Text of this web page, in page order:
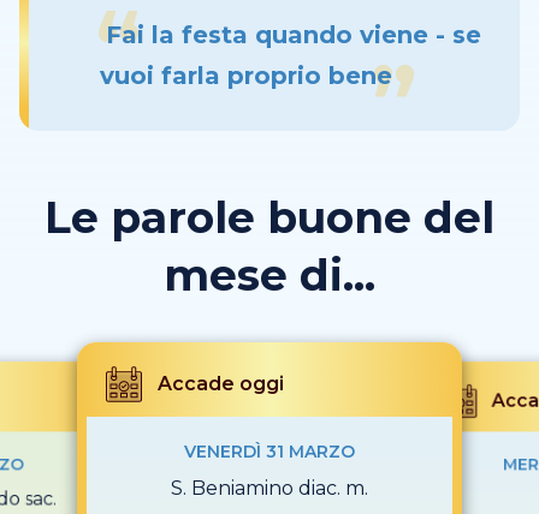
Fai la festa quando viene - se
vuoi farla proprio bene
Le parole buone del
mese di...
sac.
Accade oggi
VENERDÌ 31 MARZO
S. Beniamino diac. m.